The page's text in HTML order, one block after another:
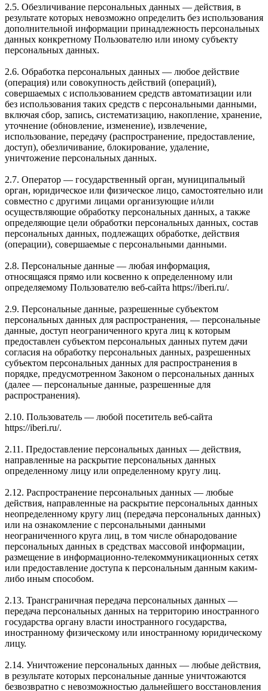
2.5. Обезличивание персональных данных — действия, в
результате которых невозможно определить без использования
дополнительной информации принадлежность персональных
данных конкретному Пользователю или иному субъекту
персональных данных.
2.6. Обработка персональных данных — любое действие
(операция) или совокупность действий (операций),
совершаемых с использованием средств автоматизации или
без использования таких средств с персональными данными,
включая сбор, запись, систематизацию, накопление, хранение,
уточнение (обновление, изменение), извлечение,
использование, передачу (распространение, предоставление,
доступ), обезличивание, блокирование, удаление,
уничтожение персональных данных.
2.7. Оператор — государственный орган, муниципальный
орган, юридическое или физическое лицо, самостоятельно или
совместно с другими лицами организующие и/или
осуществляющие обработку персональных данных, а также
определяющие цели обработки персональных данных, состав
персональных данных, подлежащих обработке, действия
(операции), совершаемые с персональными данными.
2.8. Персональные данные — любая информация,
относящаяся прямо или косвенно к определенному или
определяемому Пользователю веб-сайта https://iberi.ru/.
2.9. Персональные данные, разрешенные субъектом
персональных данных для распространения, — персональные
данные, доступ неограниченного круга лиц к которым
предоставлен субъектом персональных данных путем дачи
согласия на обработку персональных данных, разрешенных
субъектом персональных данных для распространения в
порядке, предусмотренном Законом о персональных данных
(далее — персональные данные, разрешенные для
распространения).
2.10. Пользователь — любой посетитель веб-сайта
https://iberi.ru/.
2.11. Предоставление персональных данных — действия,
направленные на раскрытие персональных данных
определенному лицу или определенному кругу лиц.
2.12. Распространение персональных данных — любые
действия, направленные на раскрытие персональных данных
неопределенному кругу лиц (передача персональных данных)
или на ознакомление с персональными данными
неограниченного круга лиц, в том числе обнародование
персональных данных в средствах массовой информации,
размещение в информационно-телекоммуникационных сетях
или предоставление доступа к персональным данным каким-
либо иным способом.
2.13. Трансграничная передача персональных данных —
передача персональных данных на территорию иностранного
государства органу власти иностранного государства,
иностранному физическому или иностранному юридическому
лицу.
2.14. Уничтожение персональных данных — любые действия,
в результате которых персональные данные уничтожаются
безвозвратно с невозможностью дальнейшего восстановления